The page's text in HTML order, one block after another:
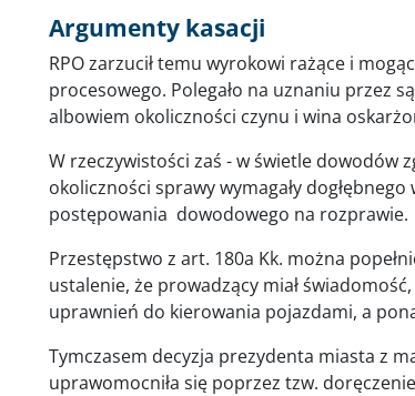
Argumenty kasacji
RPO zarzucił temu wyrokowi rażące i
procesowego. Polegało na uznaniu przez
albowiem okoliczności czynu i wina
W rzeczywistości zaś - w świetle dowodów
okoliczności sprawy wymagały
postępowania dowodowego na rozprawie.
Przestępstwo z art. 180a Kk. można
ustalenie, że prowadzący miał
uprawnień do kierowania pojazdami, a
Tymczasem decyzja prezydenta miasta z
uprawomocniła się poprzez tzw.